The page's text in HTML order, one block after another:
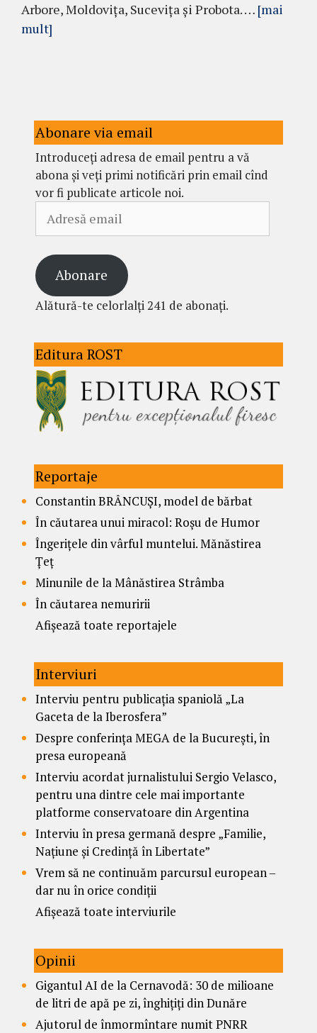
Ar­bore, Moldovița, Sucevița și Probota. … [mai
mult]
Abonare via email
Introduceți adresa de email pentru a vă
abona și veți primi notificări prin email cînd
vor fi publicate articole noi.
email
Abonare
Alătură-te celorlalți 241 de abonați.
Editura ROST
Reportaje
Constantin BRÂNCUȘI, model de bărbat
În căutarea unui miracol: Roșu de Humor
Îngerițele din vârful muntelui. Mănăstirea
Țeț
Minunile de la Mânăstirea Strâmba
În căutarea nemuririi
Afișează toate reportajele
Interviuri
Interviu pentru publicația spaniolă „La
Gaceta de la Iberosfera”
Despre conferința MEGA de la București, în
presa europeană
Interviu acordat jurnalistului Sergio Velasco,
pentru una dintre cele mai importante
platforme conservatoare din Argentina
Interviu în presa germană despre „Familie,
Națiune și Credință în Libertate”
Vrem să ne continuăm parcursul european –
dar nu în orice condiții
Afișează toate interviurile
Opinii
Gigantul AI de la Cernavodă: 30 de milioane
de litri de apă pe zi, înghițiți din Dunăre
Ajutorul de înmormîntare numit PNRR